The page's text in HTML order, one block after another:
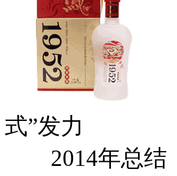
式”发力
2014年总结